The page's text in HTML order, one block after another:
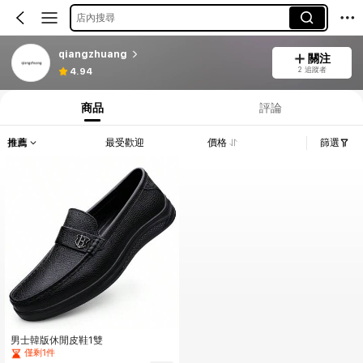
店內搜尋
qiangzhuang
4.94
關注
2 追蹤者
商品 評論
推薦 最受歡迎 價格 篩選
男士韓版休閒皮鞋1雙
僅剩1件